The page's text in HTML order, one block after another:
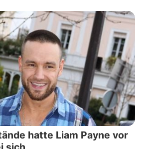
hatte Liam Payne vor